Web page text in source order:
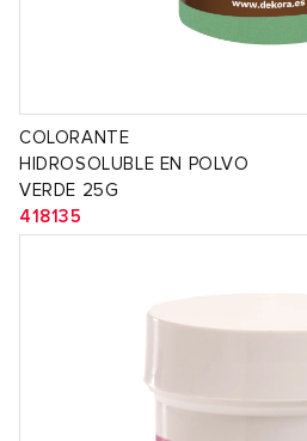
COLORANTE
HIDROSOLUBLE EN POLVO
VERDE 25G
418135